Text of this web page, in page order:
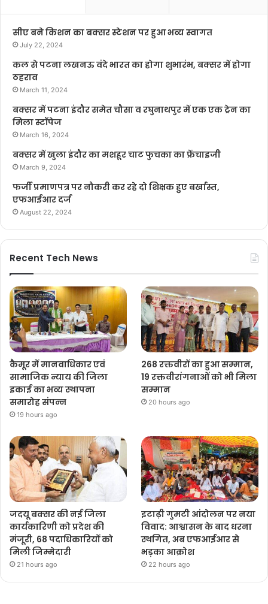
सीए बने किशन का बक्सर स्टेशन पर हुआ भव्य स्वागत
July 22, 2024
कल से पटना लखनऊ वंदे भारत का होगा शुभारंभ, बक्सर में होगा
ठहराव
March 11, 2024
बक्सर में पटना इंदौर समेत चौसा व रघुनाथपुर में एक एक ट्रेन का
मिला स्टॉपेज
March 16, 2024
बक्सर में खुला इंदौर का मशहूर चाट फुचका का फ्रेंचाइजी
March 9, 2024
फर्जी प्रमाणपत्र पर नौकरी कर रहे दो शिक्षक हुए बर्खास्त,
एफआईआर दर्ज
August 22, 2024
Recent Tech News
कैमूर में मानवाधिकार एवं
सामाजिक न्याय की जिला
इकाई का भव्य स्थापना
समारोह संपन्न
19 hours ago
268 रक्तवीरों का हुआ सम्मान,
19 रक्तवीरांगनाओं को भी मिला
सम्मान
20 hours ago
जदयू बक्सर की नई जिला
कार्यकारिणी को प्रदेश की
मंजूरी, 68 पदाधिकारियों को
मिली जिम्मेदारी
21 hours ago
इटाढ़ी गुमटी आंदोलन पर नया
विवाद: आश्वासन के बाद धरना
स्थगित, अब एफआईआर से
भड़का आक्रोश
22 hours ago